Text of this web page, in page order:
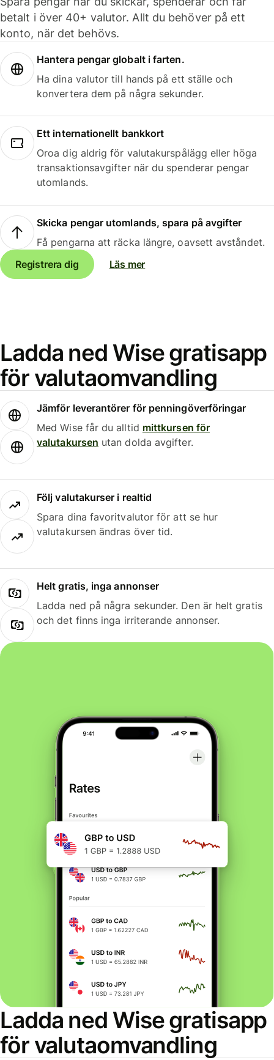
betalt i över 40+ valutor. Allt du behöver på ett
konto, när det behövs.
Hantera pengar globalt i farten.
Ha dina valutor till hands på ett ställe och
konvertera dem på några sekunder.
Ett internationellt bankkort
Oroa dig aldrig för valutakurspålägg eller höga
transaktionsavgifter när du spenderar pengar
utomlands.
Skicka pengar utomlands, spara på avgifter
Få pengarna att räcka längre, oavsett avståndet.
Registrera dig
Läs mer
Ladda ned Wise gratisapp
för valutaomvandling
Jämför leverantörer för penningöverföringar
Med Wise får du alltid mittkursen för
valutakursen utan dolda avgifter.
Följ valutakurser i realtid
Spara dina favoritvalutor för att se hur
valutakursen ändras över tid.
Helt gratis, inga annonser
Ladda ned på några sekunder. Den är helt gratis
och det finns inga irriterande annonser.
Ladda ned Wise gratisapp
för valutaomvandling